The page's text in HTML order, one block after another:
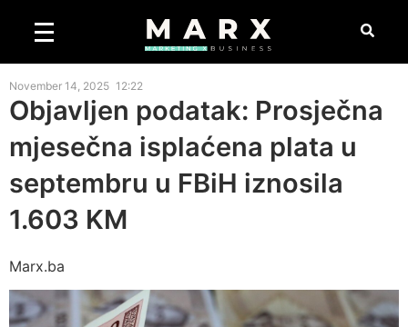
November 14, 2025 12:22
Objavljen podatak: Prosječna
mjesečna isplaćena plata u
septembru u FBiH iznosila
1.603 KM
Marx.ba